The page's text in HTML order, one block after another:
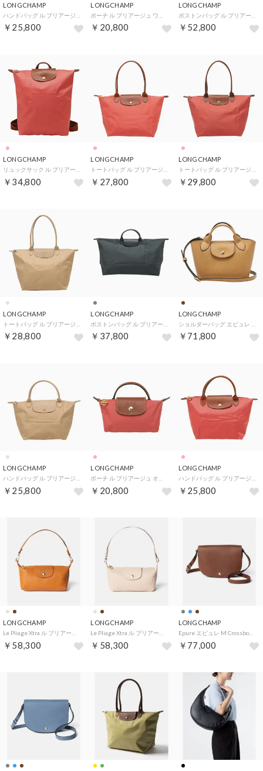
LONGCHAMP
￥25,800
LONGCHAMP
￥20,800
LONGCHAMP
￥52,800
LONGCHAMP
リュックサック ル プリアージュ オリジナル バックパック Mサイズ 10284 089 218 （フレーズ）
￥34,800
LONGCHAMP
トートバッグ ル プリアージュ オリジナル ショルダーバッグ Mサイズ 2605 089 218 （フレーズ）
￥27,800
LONGCHAMP
トートバッグ ル プリアージュ オリジナル ショルダーバッグ Lサイズ 1899 089 218 （フレーズ）
￥29,800
LONGCHAMP
￥28,800
LONGCHAMP
￥37,800
LONGCHAMP
￥71,800
LONGCHAMP
ハンドバッグ ル プリアージュ ワン S トップハンドルバッグ 1621 979 105 （ベージュ）
￥25,800
LONGCHAMP
ポーチ ル プリアージュ オリジナル ハンドル付き ポーチ 34175 089 218 （フレーズ）
￥20,800
LONGCHAMP
ハンドバッグ ル プリアージュ オリジナル トップハンドルバッグ Sサイズ 1621 089 218 （フレーズ）
￥25,800
LONGCHAMP
￥58,300
LONGCHAMP
￥58,300
LONGCHAMP
Epure エピュレ M Crossbody Bag クロスボディバッグ （ブラウン(035)）
￥77,000